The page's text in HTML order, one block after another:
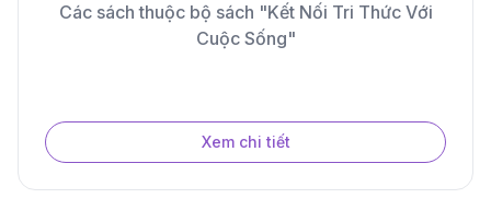
Các sách thuộc bộ sách "Kết Nối Tri Thức Với
Cuộc Sống"
Xem chi tiết